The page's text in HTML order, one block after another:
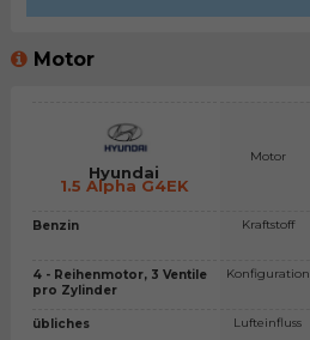
Motor
Hyundai
1.5 Alpha G4EK
Benzin
4 - Reihenmotor, 3 Ventile
pro Zylinder
übliches
Motor
Kraftstoff
Konfiguration
Lufteinfluss